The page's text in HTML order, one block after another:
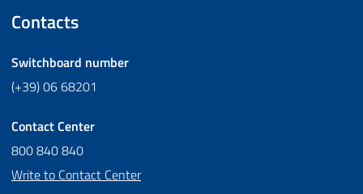
Contacts
Switchboard number
(+39) 06 68201
Contact Center
800 840 840
Write to Contact Center